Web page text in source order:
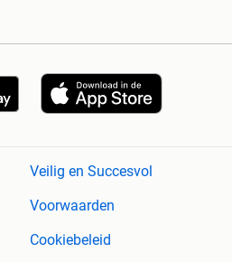
Veilig en Succesvol
Voorwaarden
Cookiebeleid